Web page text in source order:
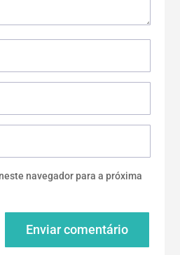
navegador para a próxima
Enviar comentário